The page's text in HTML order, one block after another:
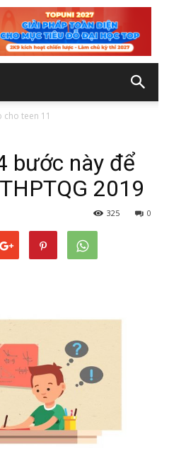
cho teen 11
bước này để
2019
0
325